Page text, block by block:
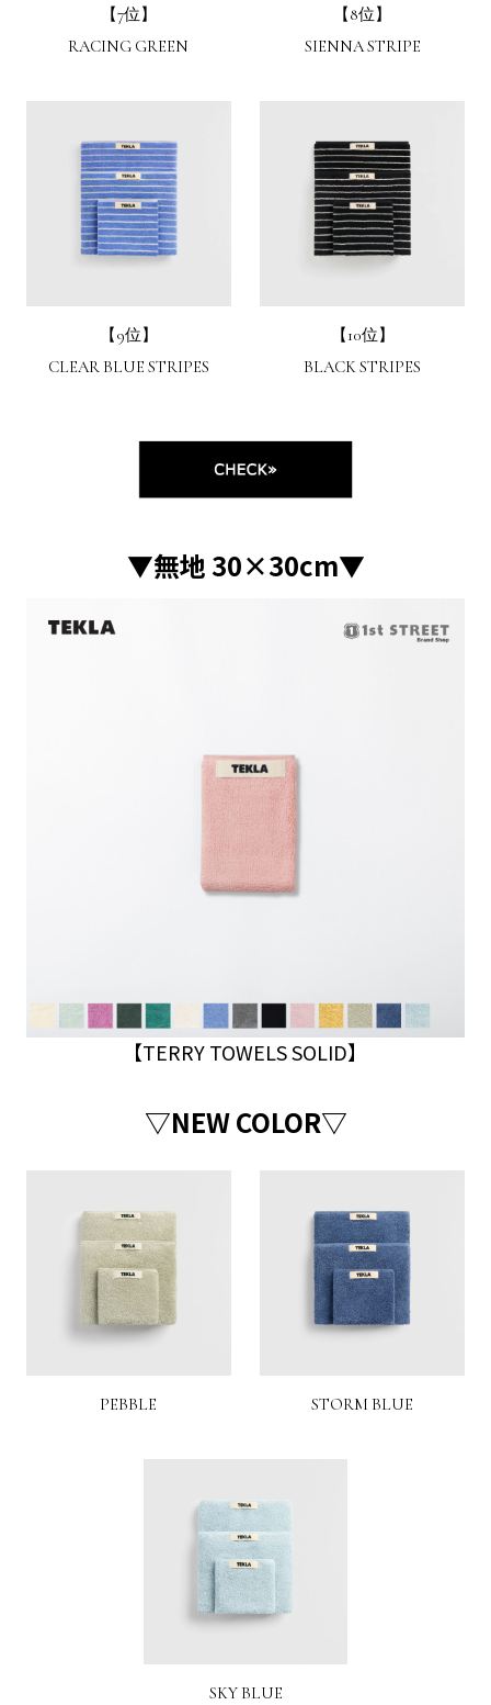
【7位】
RACING GREEN
【8位】
SIENNA STRIPE
【9位】
CLEAR BLUE STRIPES
【10位】
BLACK STRIPES
▼無地 30×30cm▼
【TERRY TOWELS SOLID】
▽NEW COLOR▽
PEBBLE STORM BLUE
SKY BLUE